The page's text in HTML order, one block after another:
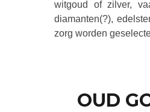
witgoud of zilver,
diamanten(?),
zorg worden
OUD